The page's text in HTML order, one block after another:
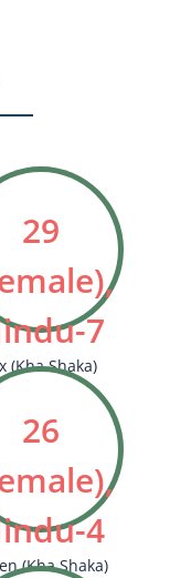
29
7
(Kha Shaka)
26
4
(Kha Shaka)